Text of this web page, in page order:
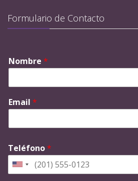
Formulario de Contacto
Nombre *
Email *
Teléfono*